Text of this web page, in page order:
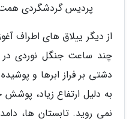
پردیس گردشگردی
از دیگر ییلاق های اطراف
چند ساعت جنگل نوردی در
دشتی بر فراز ابرها و
به دلیل ارتفاع زیاد،
نمی روید. تابستان ها،